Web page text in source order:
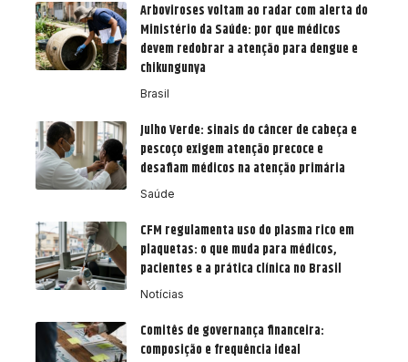
Arboviroses voltam ao radar com alerta do
Ministério da Saúde: por que médicos
devem redobrar a atenção para dengue e
chikungunya
Brasil
Julho Verde: sinais do câncer de cabeça e
pescoço exigem atenção precoce e
desafiam médicos na atenção primária
Saúde
CFM regulamenta uso do plasma rico em
plaquetas: o que muda para médicos,
pacientes e a prática clínica no Brasil
Notícias
Comitês de governança financeira:
composição e frequência ideal